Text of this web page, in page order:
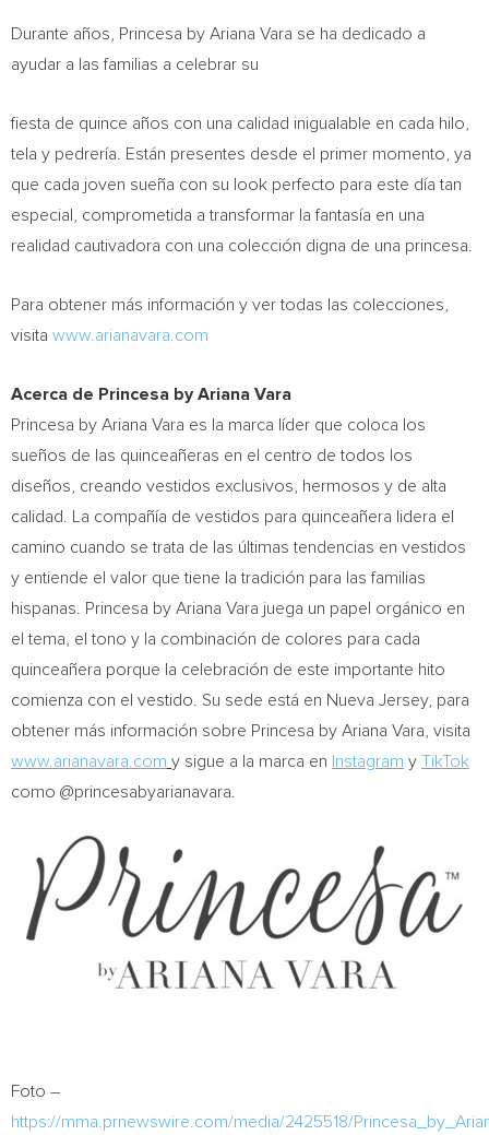
Durante años, Princesa by Ariana Vara se ha dedicado a
ayudar a las familias a celebrar su
fiesta de quince años con una calidad inigualable en cada hilo,
tela y pedrería. Están presentes desde el primer momento, ya
que cada joven sueña con su look perfecto para este día tan
especial, comprometida a transformar la fantasía en una
realidad cautivadora con una colección digna de una princesa.
Para obtener más información y ver todas las colecciones,
visita www.arianavara.com
Acerca de Princesa by Ariana Vara
Princesa by Ariana Vara es la marca líder que coloca los
sueños de las quinceañeras en el centro de todos los
diseños, creando vestidos exclusivos, hermosos y de alta
calidad. La compañía de vestidos para quinceañera lidera el
camino cuando se trata de las últimas tendencias en vestidos
y entiende el valor que tiene la tradición para las familias
hispanas. Princesa by Ariana Vara juega un papel orgánico en
el tema, el tono y la combinación de colores para cada
quinceañera porque la celebración de este importante hito
comienza con el vestido. Su sede está en Nueva Jersey, para
obtener más información sobre Princesa by Ariana Vara , visita
www.arianavara.com y sigue a la marca en Instagram y TikTok
como @princesabyarianavara.
Foto –
https://mma.prnewswire.com/media/2425518/